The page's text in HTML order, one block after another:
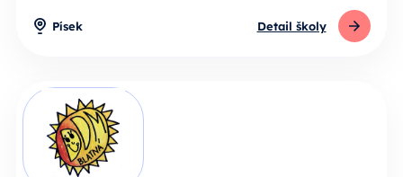
Písek Detail školy